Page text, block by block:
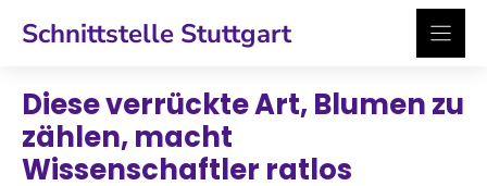
InhaltSchnittstelle Stuttgart
Diese verrückte Art, Blumen zu
zählen, macht
Wissenschaftler ratlos